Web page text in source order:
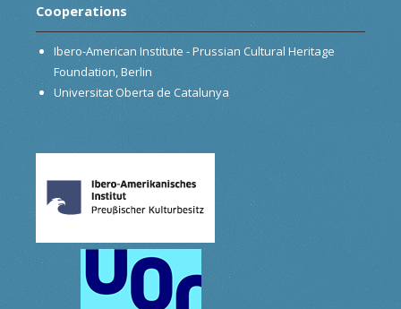
Cooperations
Ibero-American Institute - Prussian Cultural Heritage
Foundation, Berlin
Universitat Oberta de Catalunya